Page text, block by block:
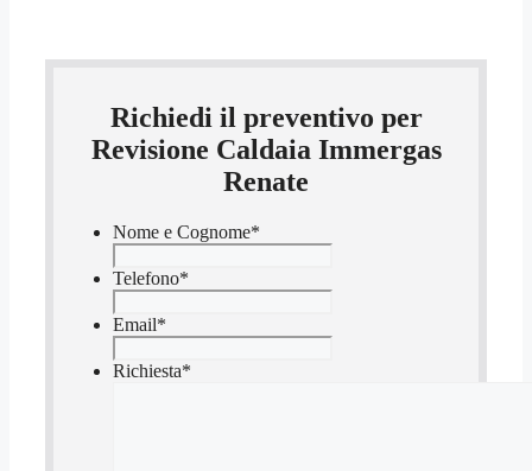
Richiedi il preventivo per
Revisione Caldaia Immergas
Renate
Nome e Cognome*
Telefono*
Email*
Richiesta*